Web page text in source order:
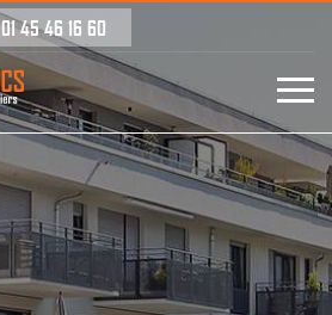
01 45 46 16 60